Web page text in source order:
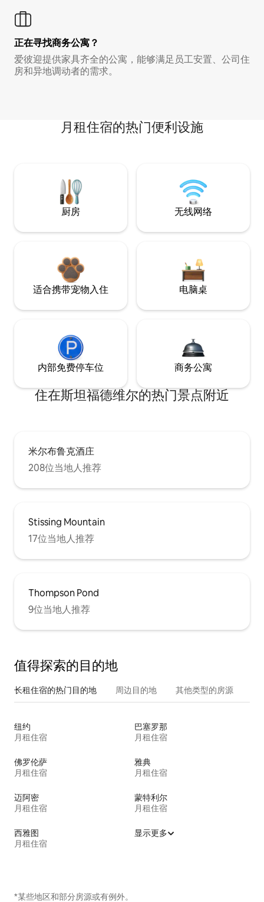
正在寻找商务公寓？
爱彼迎提供家具齐全的公寓，能够满足员工安置、公司住
房和异地调动者的需求。
月租住宿的热门便利设施
厨房 无线网络
适合携带宠物入住 电脑桌
内部免费停车位 商务公寓
住在斯坦福德维尔的热门景点附近
米尔布鲁克酒庄
208位当地人推荐
Stissing Mountain
17位当地人推荐
Thompson Pond
9位当地人推荐
值得探索的目的地
长租住宿的热门目的地 周边目的地 其他类型的房源
纽约
月租住宿
巴塞罗那
月租住宿
佛罗伦萨
月租住宿
雅典
月租住宿
迈阿密
月租住宿
蒙特利尔
月租住宿
西雅图
月租住宿
显示更多
*某些地区和部分房源或有例外。